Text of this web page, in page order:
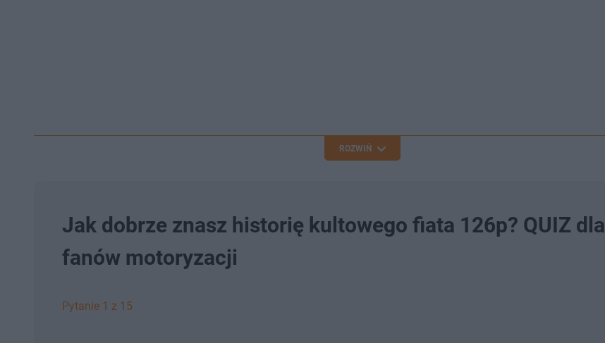
ROZWIŃ
Jak dobrze znasz historię kultowego fiata 126p? QUIZ dla
fanów motoryzacji
Pytanie 1 z 15